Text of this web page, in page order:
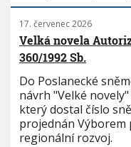
17. červenec 2026
Velká novela
360/1992 Sb.
Do Poslanecké
návrh "Velké
který dostal číslo
projednán
regionální rozvoj.